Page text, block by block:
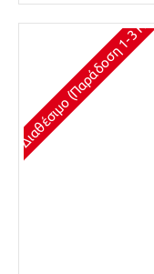
Διαθέσιμο (Παράδοση